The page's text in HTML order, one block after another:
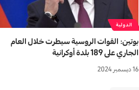
الدولية
بوتين: القوات الروسية سيطرت خلال العام
الجاري على 189 بلدة أوكرانية
16 ديسمبر 2024